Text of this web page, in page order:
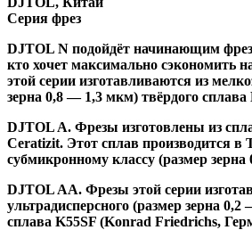
Серия фрез
DJTOL N подойдёт начинающим
кто хочет максимально сэкономить
этой серии изготавливаются из
зерна 0,8 — 1,3 мкм) твёрдого сплава
DJTOL A. Фрезы изготовлены из
Ceratizit. Этот сплав производится в
субмикронному классу (размер
DJTOL AA. Фрезы этой серии
ультрадисперсного (размер зерна 0,2
сплава K55SF (Konrad Friedrichs,